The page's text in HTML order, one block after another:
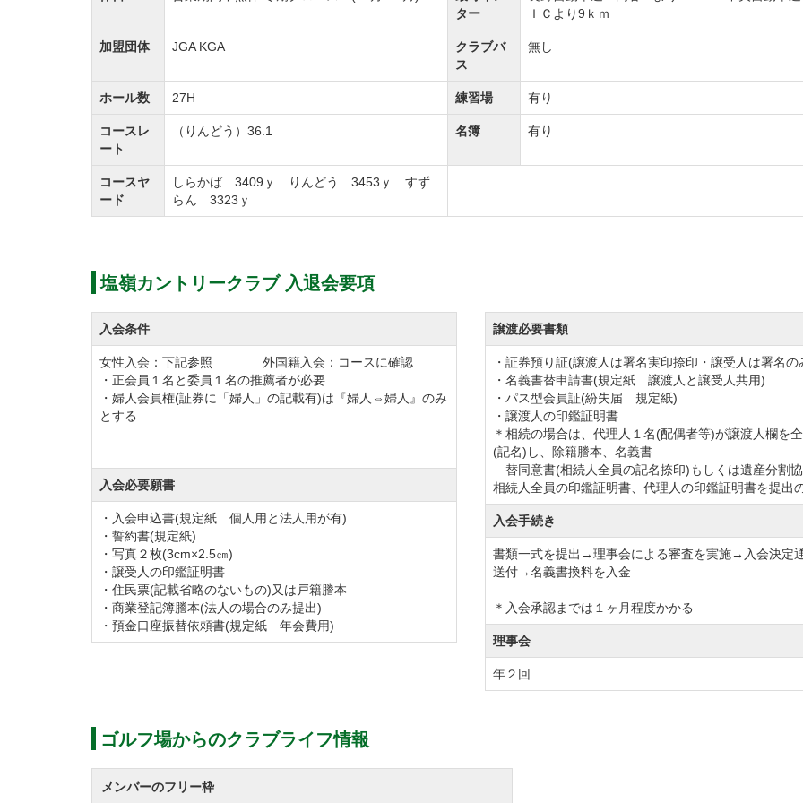
ター
ＩＣより9ｋｍ
加盟団体 JGA KGA
クラブバ
ス
無し
ホール数 27H 練習場 有り
コースレ
ート
（りんどう）36.1 名簿 有り
コースヤ
ード
しらかば 3409ｙ りんどう 3453ｙ すず
らん 3323ｙ
塩嶺カントリークラブ 入退会要項
入会条件
女性入会：下記参照 外国籍入会：コースに確認
・正会員１名と委員１名の推薦者が必要
・婦人会員権(証券に「婦人」の記載有)は『婦人⇔婦人』のみ
とする
入会必要願書
・入会申込書(規定紙 個人用と法人用が有)
・誓約書(規定紙)
・写真２枚(3cm×2.5㎝)
・譲受人の印鑑証明書
・住民票(記載省略のないもの)又は戸籍謄本
・商業登記簿謄本(法人の場合のみ提出)
・預金口座振替依頼書(規定紙 年会費用)
譲渡必要書類
・証券預り証(譲渡人は署名実印捺印・譲受人は署名の
・名義書替申請書(規定紙 譲渡人と譲受人共用)
・パス型会員証(紛失届 規定紙)
・譲渡人の印鑑証明書
＊相続の場合は、代理人１名(配偶者等)が譲渡人欄を
(記名)し、除籍謄本、名義書
替同意書(相続人全員の記名捺印)もしくは遺産分割
相続人全員の印鑑証明書、代理人の印鑑証明書を提出
入会手続き
書類一式を提出→理事会による審査を実施→入会決定
送付→名義書換料を入金
＊入会承認までは１ヶ月程度かかる
理事会
年２回
ゴルフ場からのクラブライフ情報
メンバーのフリー枠